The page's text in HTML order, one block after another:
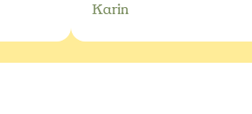
Karin